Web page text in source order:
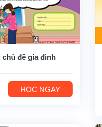
đề gia đình
HỌC NGAY